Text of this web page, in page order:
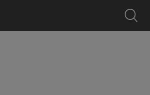
キャンペーン